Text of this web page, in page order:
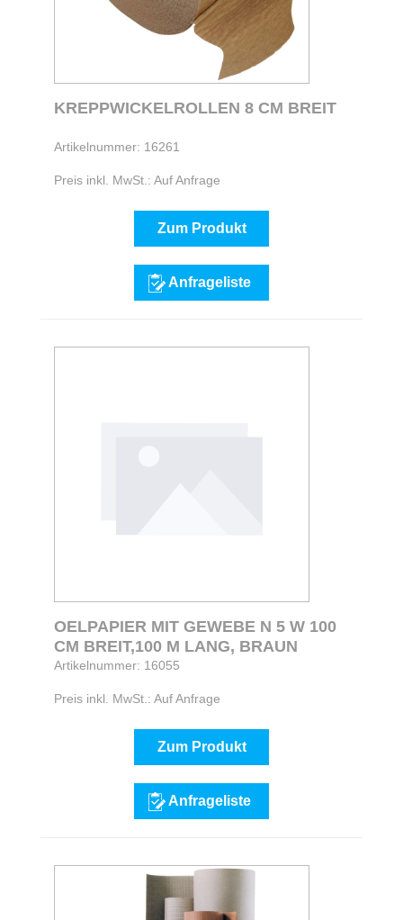
KREPPWICKELROLLEN 8 CM BREIT
Artikelnummer: 16261
Preis inkl. MwSt.: Auf Anfrage
Zum Produkt
Anfrageliste
OELPAPIER MIT GEWEBE N 5 W 100
CM BREIT,100 M LANG, BRAUN
Artikelnummer: 16055
Preis inkl. MwSt.: Auf Anfrage
Zum Produkt
Anfrageliste